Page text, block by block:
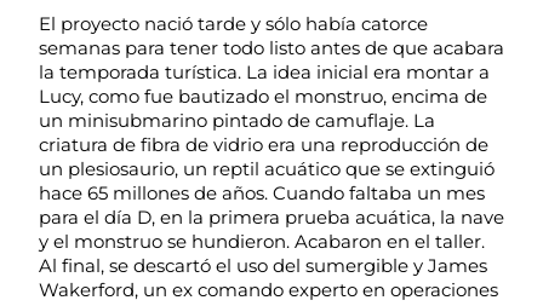
El proyecto nació tarde y sólo había catorce
semanas para tener todo listo antes de que acabara
la temporada turística. La idea inicial era montar a
Lucy, como fue bautizado el monstruo, encima de
un minisubmarino pintado de camuflaje. La
criatura de fibra de vidrio era una reproducción de
un plesiosaurio, un reptil acuático que se extinguió
hace 65 millones de años. Cuando faltaba un mes
para el día D, en la primera prueba acuática, la nave
y el monstruo se hundieron. Acabaron en el taller.
Al final, se descartó el uso del sumergible y James
Wakerford, un ex comando experto en operaciones